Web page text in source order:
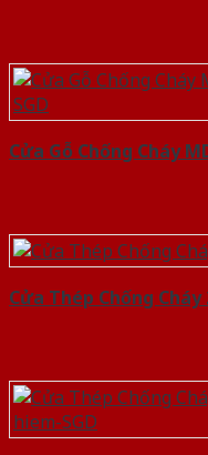
Cửa Gỗ Chống Cháy
Cửa Thép Chống